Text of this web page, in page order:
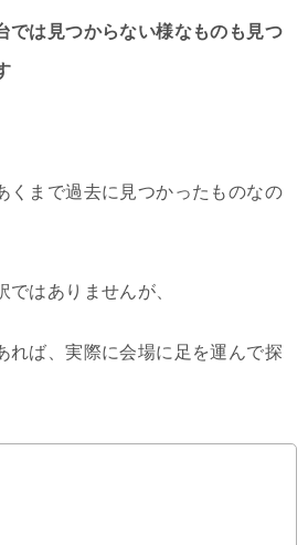
では見つからない様なものも見つ
くまで過去に見つかったものなの
はありませんが、
れば、実際に会場に足を運んで探